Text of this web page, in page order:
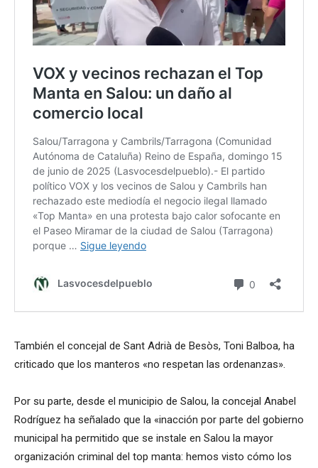
También el concejal de Sant Adrià de Besòs, Toni Balboa, ha
criticado que los manteros «no respetan las ordenanzas».
Por su parte, desde el municipio de Salou, la concejal Anabel
Rodríguez ha señalado que la «inacción por parte del gobierno
municipal ha permitido que se instale en Salou la mayor
organización criminal del top manta: hemos visto cómo los